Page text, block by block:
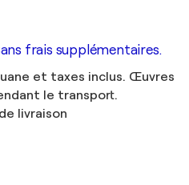
frais supplémentaires.
et taxes inclus. Œuvres
le transport.
livraison